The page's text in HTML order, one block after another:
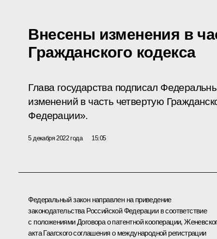
Внесены изменения в
Гражданского кодекса
Глава государства подписал
изменений в часть четвертую
Федерации».
5 декабря 2022 года 15:05
Федеральный закон направлен на приведение
законодательства Российской Федерации в соответствие
с положениями Договора о патентной кооперации,
акта Гаагского соглашения о международной регистрации